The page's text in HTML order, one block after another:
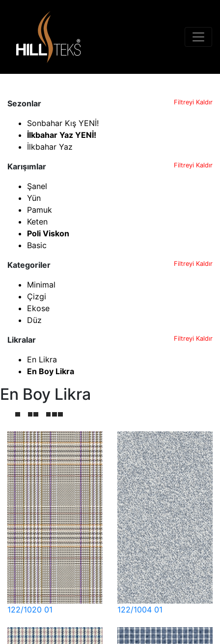
Sezonlar Filtreyi Kaldır
Sonbahar Kış YENİ!
İlkbahar Yaz YENİ!
İlkbahar Yaz
Karışımlar
Filtreyi Kaldır
Şanel
Yün
Pamuk
Keten
Poli Viskon
Basic
Kategoriler
Filtreyi Kaldır
Minimal
Çizgi
Ekose
Düz
Likralar
Filtreyi Kaldır
En Likra
En Boy Likra
En Boy Likra
122/1020 01 122/1004 01